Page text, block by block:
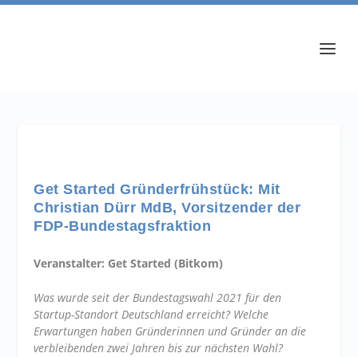
Get Started Gründerfrühstück: Mit
Christian Dürr MdB, Vorsitzender der
FDP-Bundestagsfraktion
Veranstalter: Get Started (Bitkom)
Was wurde seit der Bundestagswahl 2021 für den
Startup-Standort Deutschland erreicht? Welche
Erwartungen haben Gründerinnen und Gründer an die
verbleibenden zwei Jahren bis zur nächsten Wahl?